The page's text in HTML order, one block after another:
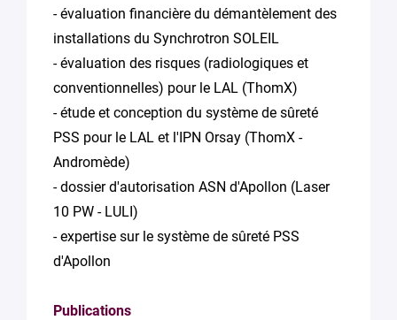
- évaluation financière du démantèlement des
installations du Synchrotron SOLEIL
- évaluation des risques (radiologiques et
conventionnelles) pour le LAL (ThomX)
- étude et conception du système de sûreté
PSS pour le LAL et l'IPN Orsay (ThomX -
Andromède)
- dossier d'autorisation ASN d'Apollon (Laser
10 PW - LULI)
- expertise sur le système de sûreté PSS
d'Apollon
Publications